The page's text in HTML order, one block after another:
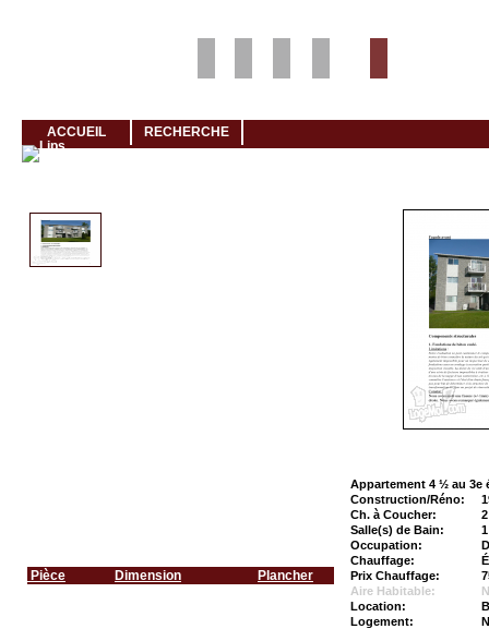
ACCUEIL RECHERCHE
Pièce Dimension Plancher
Appartement 4 ½ au 3e
Construction/Réno:
Ch. à Coucher:
2
Salle(s) de Bain:
1
Occupation:
Chauffage:
Prix Chauffage:
Aire Habitable:
Location:
Logement: